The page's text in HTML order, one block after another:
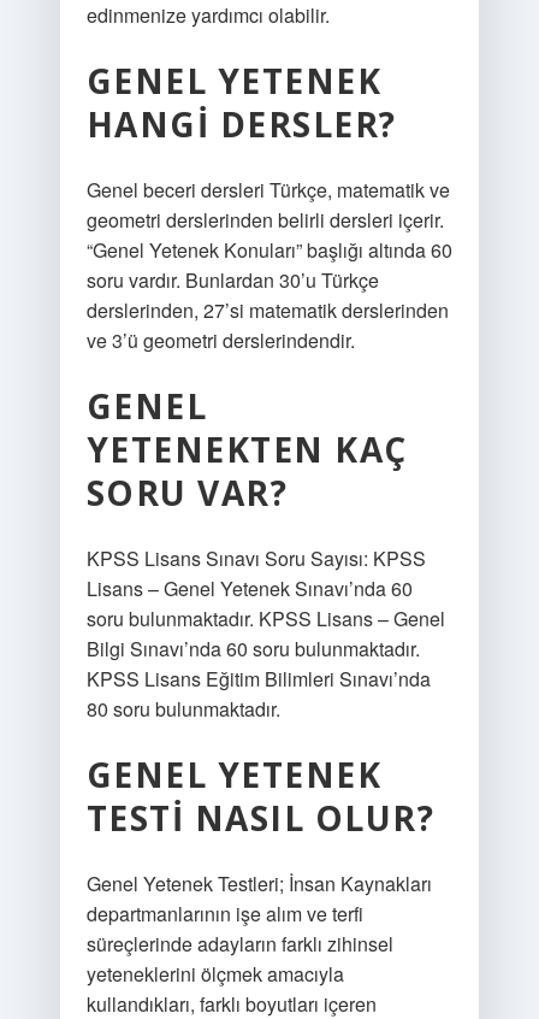
edinmenize yardımcı olabilir.
GENEL YETENEK
HANGI DERSLER?
Genel beceri dersleri Türkçe, matematik ve
geometri derslerinden belirli dersleri içerir.
“Genel Yetenek Konuları” başlığı altında 60
soru vardır. Bunlardan 30’u Türkçe
derslerinden, 27’si matematik derslerinden
ve 3’ü geometri derslerindendir.
GENEL
YETENEKTEN KAÇ
SORU VAR?
KPSS Lisans Sınavı Soru Sayısı: KPSS
Lisans – Genel Yetenek Sınavı’nda 60
soru bulunmaktadır. KPSS Lisans – Genel
Bilgi Sınavı’nda 60 soru bulunmaktadır.
KPSS Lisans Eğitim Bilimleri Sınavı’nda
80 soru bulunmaktadır.
GENEL YETENEK
TESTI NASIL OLUR?
Genel Yetenek Testleri; İnsan Kaynakları
departmanlarının işe alım ve terfi
süreçlerinde adayların farklı zihinsel
yeteneklerini ölçmek amacıyla
kullandıkları, farklı boyutları içeren